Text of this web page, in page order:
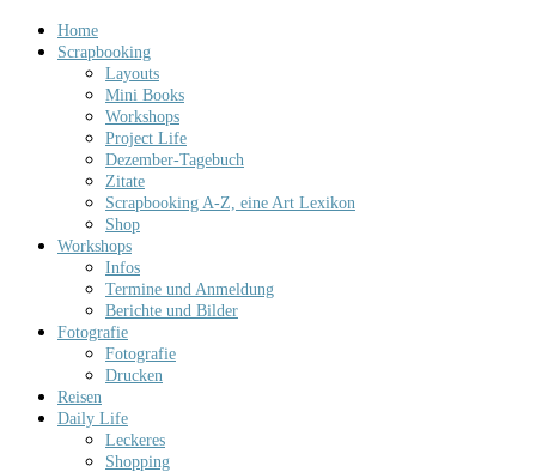
Home
Scrapbooking
Layouts
Mini Books
Workshops
Project Life
Dezember-Tagebuch
Zitate
Scrapbooking A-Z, eine Art Lexikon
Shop
Workshops
Infos
Termine und Anmeldung
Berichte und Bilder
Fotografie
Fotografie
Drucken
Reisen
Daily Life
Leckeres
Shopping